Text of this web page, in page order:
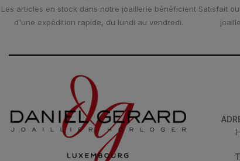
Les articles en stock dans notre joaillerie bénéficient
d'une expédition rapide, du lundi au vendredi.
Satisfait